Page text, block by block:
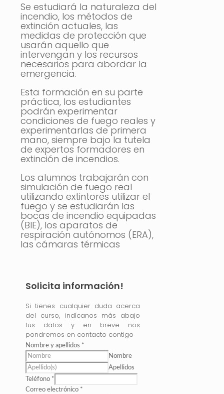
Se estudiará la naturaleza del
incendio, los métodos de
extinción actuales, las
medidas de protección que
usarán aquello que
intervengan y los recursos
necesarios para abordar la
emergencia.
Esta formación en su parte
práctica, los estudiantes
podrán experimentar
condiciones de fuego reales y
experimentarlas de primera
mano, siempre bajo la tutela
de expertos formadores en
extinción de incendios.
Los alumnos trabajarán con
simulación de fuego real
utilizando extintores utilizar el
fuego y se estudiarán las
bocas de incendio equipadas
(BIE), los aparatos de
respiración autónomos (ERA),
las cámaras térmicas
Solicita información!
Si tienes cualquier duda acerca
del curso, indícanos más abajo
tus datos y en breve nos
pondremos en contacto contigo
Nombre y apellidos *
Nombre
Apellidos
Teléfono *
Correo electrónico *